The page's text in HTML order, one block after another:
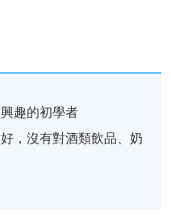
趣的初學者
，沒有對酒類飲品、奶